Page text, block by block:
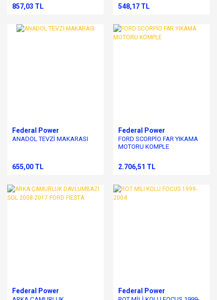
857,03 TL 548,17 TL
Federal Power
ANADOL TEVZİ MAKARASI
655,00 TL
Federal Power
FORD SCORPİO FAR YIKAMA
MOTORU KOMPLE
2.706,51 TL
Federal Power Federal Power